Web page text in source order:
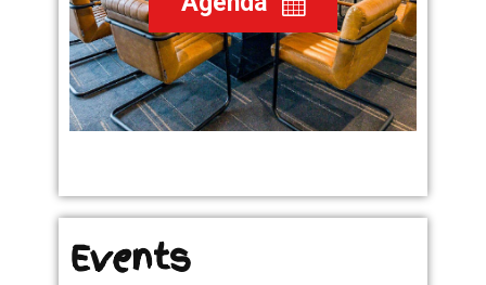
Events